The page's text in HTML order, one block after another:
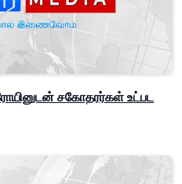
சகோதரர்கள் உட்பட